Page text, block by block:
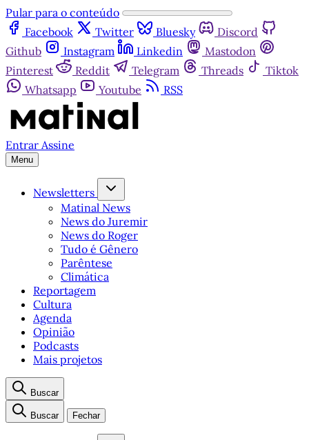
Pular para o conteúdo
Facebook
Twitter Bluesky
Discord
Github
Instagram Linkedin
Mastodon
Pinterest
Reddit Telegram Threads
Tiktok
Whatsapp
Youtube RSS
Entrar Assine
Menu
Newsletters
Matinal News
News do Juremir
News do Roger
Tudo é Gênero
Parêntese
Climática
Reportagem
Cultura
Agenda
Opinião
Podcasts
Mais projetos
Buscar
Buscar Fechar